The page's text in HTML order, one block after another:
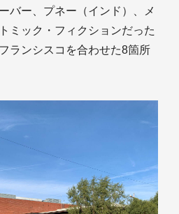
バー、プネー（インド）、メ
ミック・フィクションだった
ランシスコを合わせた8箇所